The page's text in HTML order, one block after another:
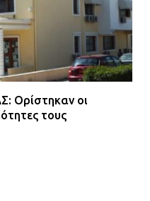
Ορίστηκαν οι
τους